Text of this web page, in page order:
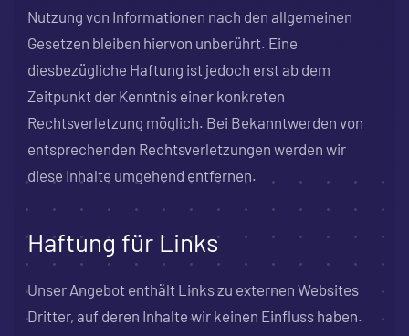
Nutzung von Informationen nach den allgemeinen
Gesetzen bleiben hiervon unberührt. Eine
diesbezügliche Haftung ist jedoch erst ab dem
Zeitpunkt der Kenntnis einer konkreten
Rechtsverletzung möglich. Bei Bekanntwerden von
entsprechenden Rechtsverletzungen werden wir
diese Inhalte umgehend entfernen.
Haftung für Links
Unser Angebot enthält Links zu externen Websites
Dritter, auf deren Inhalte wir keinen Einfluss haben.